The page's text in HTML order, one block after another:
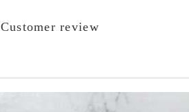
Customer review